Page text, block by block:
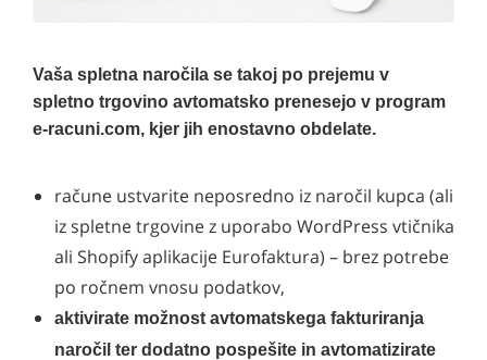
Vaša spletna naročila se takoj po prejemu v
spletno trgovino avtomatsko prenesejo v program
e-racuni.com, kjer jih enostavno obdelate.
račune ustvarite neposredno iz naročil kupca (ali
iz spletne trgovine z uporabo WordPress vtičnika
ali Shopify aplikacije Eurofaktura) – brez potrebe
po ročnem vnosu podatkov,
aktivirate možnost avtomatskega fakturiranja
naročil ter dodatno pospešite in avtomatizirate